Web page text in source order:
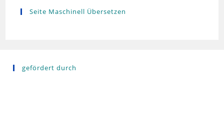
Seite Maschinell Übersetzen
gefördert durch